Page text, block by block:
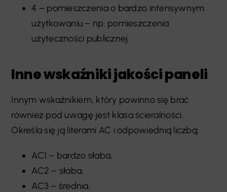
4 – pomieszczenia o bardzo intensywnym
użytkowaniu – np. pomieszczenia
użyteczności publicznej.
Inne wskaźniki jakości paneli
Innym wskaźnikiem, który powinno się brać
również pod uwagę jest klasa ścieralności.
Określa się ją literami AC i odpowiednią liczbą:
AC1 – bardzo słaba,
AC2 – słaba,
AC3 – średnia,